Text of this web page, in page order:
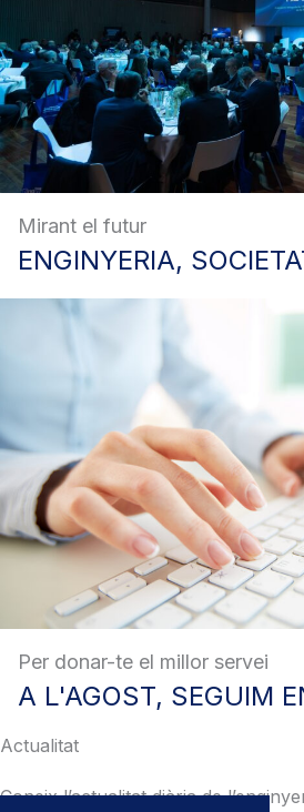
Mirant el futur
ENGINYERIA,
Per donar-te el millor servei
A L'AGOST, SEGUIM
Actualitat
Coneix l’actualitat diària de